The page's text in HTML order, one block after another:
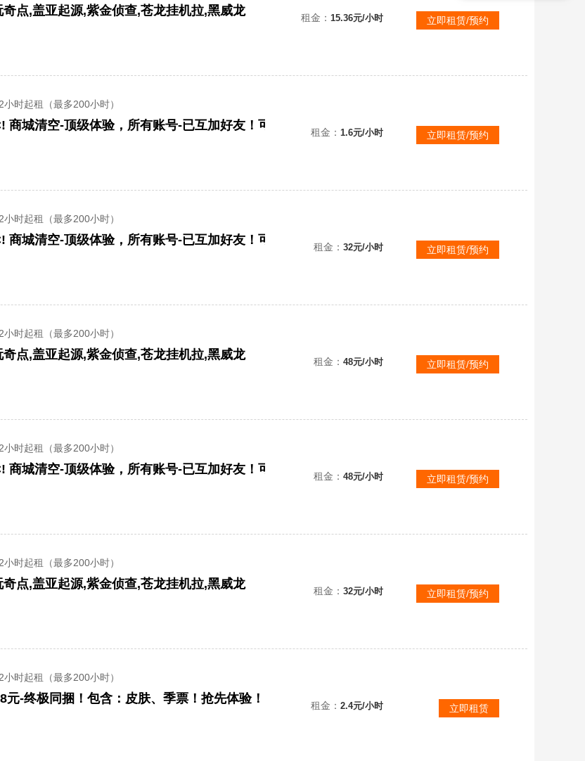
点,盖亚起源,紫金侦查,苍龙挂机拉,黑威龙 租金： 15.36元/小时 立即租赁/预约
2小时起租（最多200小时）
商城清空-顶级体验，所有账号-已互加好友！可直接联机租金： 1.6元/小时 立即租赁/预约
2小时起租（最多200小时）
商城清空-顶级体验，所有账号-已互加好友！可直接联机租金： 32元/小时 立即租赁/预约
2小时起租（最多200小时）
点,盖亚起源,紫金侦查,苍龙挂机拉,黑威龙 租金： 48元/小时 立即租赁/预约
2小时起租（最多200小时）
商城清空-顶级体验，所有账号-已互加好友！可直接联机租金： 48元/小时 立即租赁/预约
2小时起租（最多200小时）
点,盖亚起源,紫金侦查,苍龙挂机拉,黑威龙 租金： 32元/小时 立即租赁/预约
2小时起租（最多200小时）
元-终极同捆！包含：皮肤、季票！抢先体验！ 租金： 2.4元/小时 立即租赁